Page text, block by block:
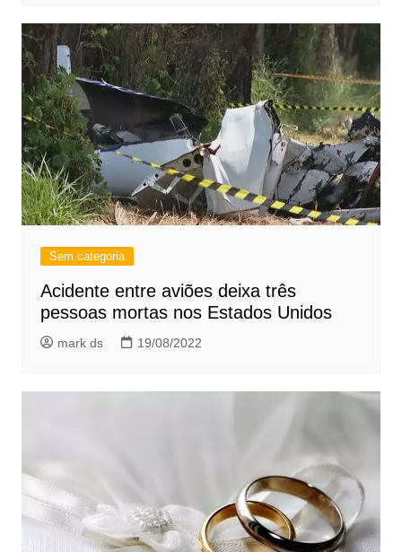
Sem categoria
Acidente entre aviões deixa três
pessoas mortas nos Estados Unidos
mark ds 19/08/2022